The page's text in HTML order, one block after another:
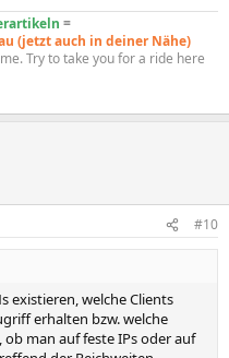
=
(jetzt auch in deiner Nähe)
Try to take you for a ride here
#10
existieren, welche Clients
erhalten bzw. welche
man auf feste IPs oder auf